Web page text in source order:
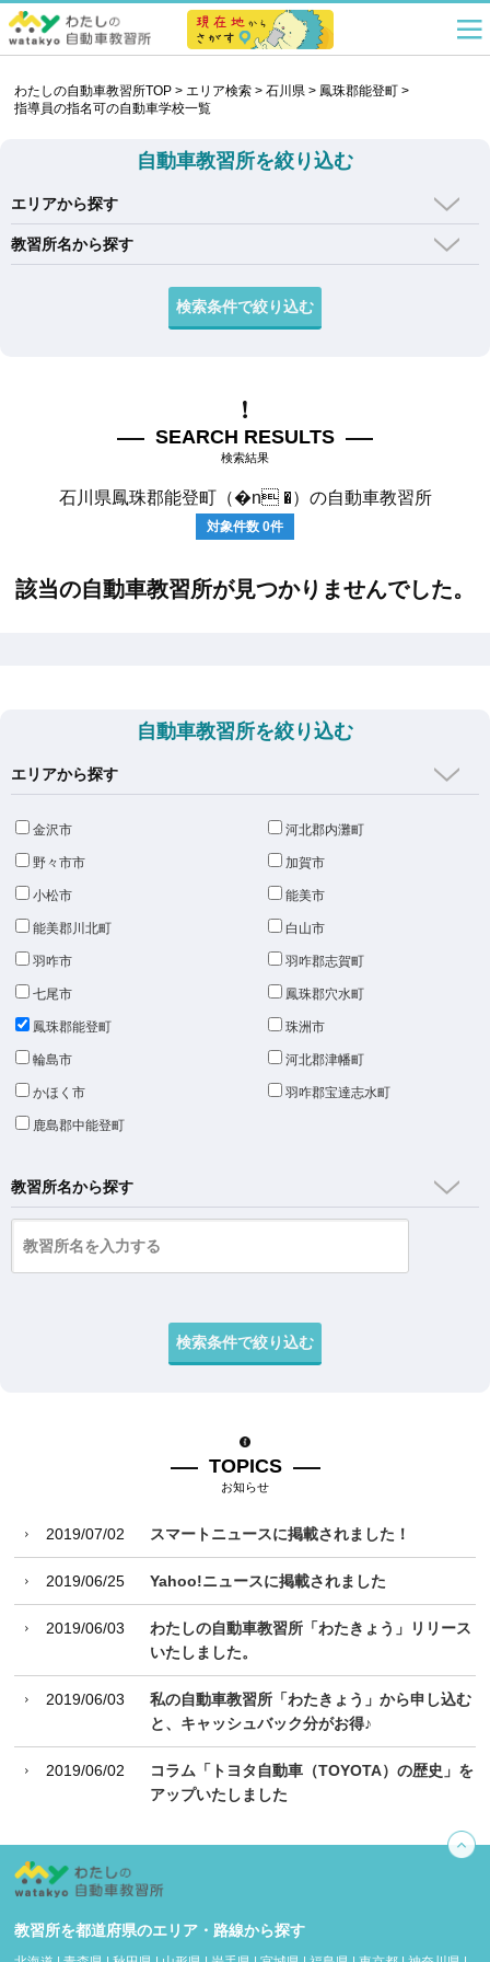
わたしの自動車教習所TOP >エリア検索 >石川県 > 鳳珠郡能登町 >
指導員の指名可の自動車学校一覧
自動車教習所を絞り込む
エリアから探す
教習所名から探す
SEARCH RESULTS
検索結果
石川県鳳珠郡能登町（�n �）の自動車教習所
対象件数 0件
該当の自動車教習所が見つかりませんでした。
自動車教習所を絞り込む
エリアから探す
金沢市 河北郡内灘町
野々市市 加賀市
小松市 能美市
能美郡川北町 白山市
羽咋市 羽咋郡志賀町
七尾市 鳳珠郡穴水町
鳳珠郡能登町 珠洲市
輪島市 河北郡津幡町
かほく市 羽咋郡宝達志水町
鹿島郡中能登町
教習所名から探す
TOPICS
お知らせ
2019/07/02 スマートニュースに掲載されました！
2019/06/25 Yahoo!ニュースに掲載されました
2019/06/03
わたしの自動車教習所「わたきょう」リリース
いたしました。
2019/06/03
私の自動車教習所「わたきょう」から申し込む
と、キャッシュバック分がお得♪
2019/06/02
コラム「トヨタ自動車（TOYOTA）の歴史」を
アップいたしました
教習所を都道府県のエリア・路線から探す